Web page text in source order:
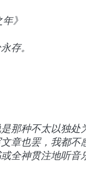
》
存。
那种不太以独处
章也罢，我都不
全神贯注地听音